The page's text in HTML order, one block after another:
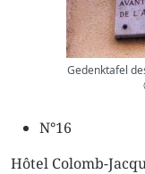
Gedenktafel
N°16
Hôtel Colomb-